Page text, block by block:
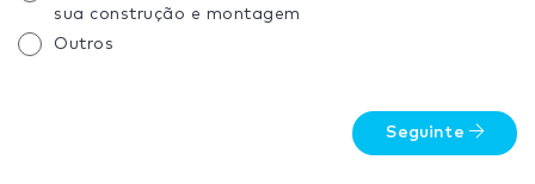
sua construção e montagem
Outros
Seguinte